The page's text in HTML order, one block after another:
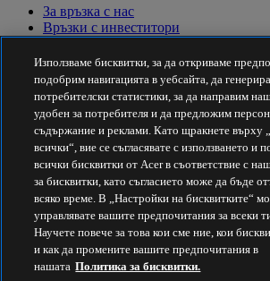
За връзка с нас
Връзки с инвеститори
Награди
Събития
Устойчивост
Устойчивост
Корпоративна социална отговорност
Въглероден отпечатък на продукта
Project Humanity
Earthion
Правила за поверителност
Правила за бисквитките
Използваме бисквитки, за да откриваме
подобрим навигацията в уебсайта, да
потребителски статистики, за да направим
удобен за потребителя и да предложим
съдържание и реклами. Като щракнете върху
всички“, вие се съгласявате с използването и
всички бисквитки от Acer в съответствие с
за бисквитки, като съгласието може да бъде
всяко време. В „Настройки на бисквитките“
управлявате вашите предпочитания за всеки
Научете повече за това кои сме ние, кои
и как да промените вашите предпочитания в
нашата Политика за бисквитки.